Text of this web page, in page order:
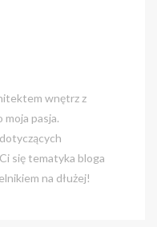
wnętrz z
moja pasja.
się tematyka bloga
na dłużej!